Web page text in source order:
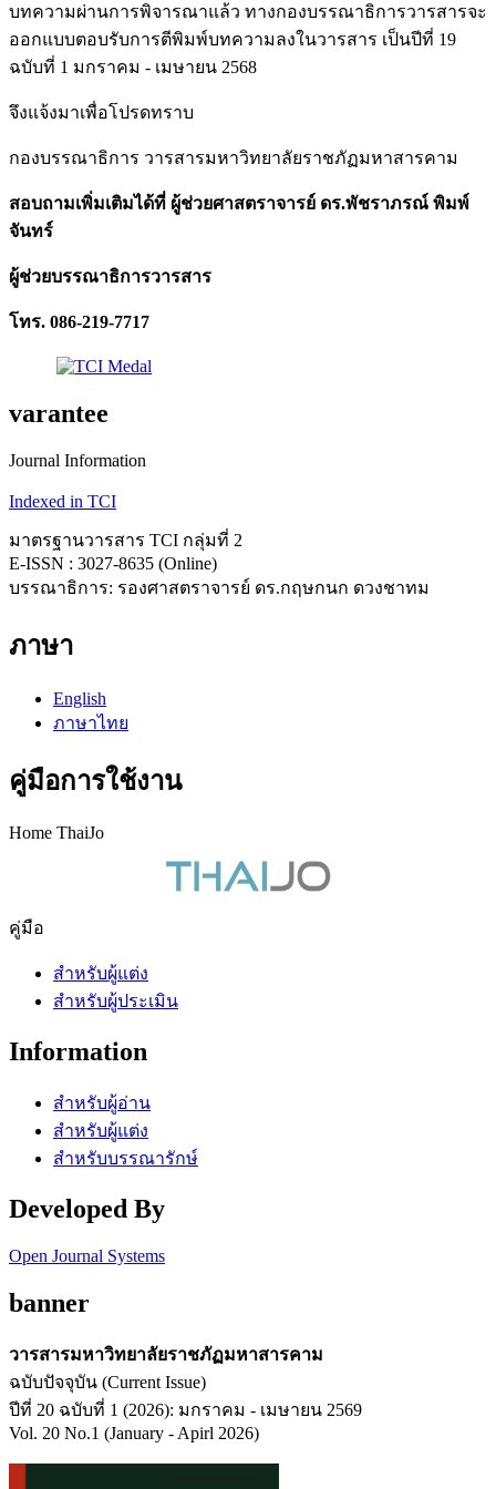
บทความผ่านการพิจารณาแล้ว ทางกองบรรณาธิการวารสารจะ
ออกแบบตอบรับการตีพิมพ์บทความลงในวารสาร เป็นปีที่ 19
ฉบับที่ 1 มกราคม - เมษายน 2568
จึงแจ้งมาเพื่อโปรดทราบ
กองบรรณาธิการ วารสารมหาวิทยาลัยราชภัฏมหาสารคาม
สอบถามเพิ่มเติมได้ที่ ผู้ช่วยศาสตราจารย์ ดร.พัชราภรณ์ พิมพ์
จันทร์
ผู้ช่วยบรรณาธิการวารสาร
โทร. 086-219-7717
varantee
Journal Information
Indexed in TCI
มาตรฐานวารสาร TCI กลุ่มที่ 2
E-ISSN : 3027-8635 (Online)
บรรณาธิการ: รองศาสตราจารย์ ดร.กฤษกนก ดวงชาทม
ภาษา
English
ภาษาไทย
คู่มือการใช้งาน
Home ThaiJo
คู่มือ
สำหรับผู้แต่ง
สำหรับผู้ประเมิน
Information
สำหรับผู้อ่าน
สำหรับผู้แต่ง
สำหรับบรรณารักษ์
Developed By
Open Journal Systems
banner
วารสารมหาวิทยาลัยราชภัฏมหาสารคาม
ฉบับปัจจุบัน (Current Issue)
ปีที่ 20 ฉบับที่ 1 (2026): มกราคม - เมษายน 2569
Vol. 20 No.1 (January - Apirl 2026)